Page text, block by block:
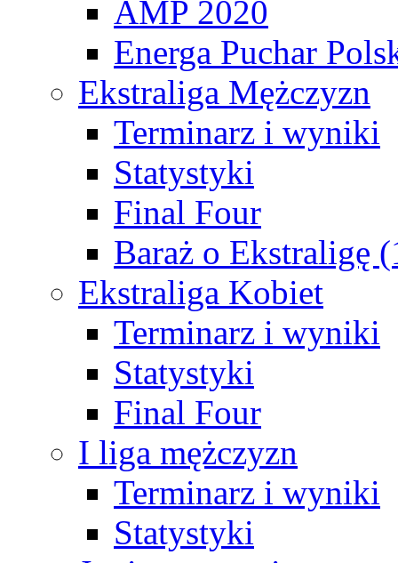
AMP 2020
Energa Puchar
Ekstraliga Mężczyzn
Terminarz i wyniki
Statystyki
Final Four
Baraż o Ekstraligę
Ekstraliga Kobiet
Terminarz i wyniki
Statystyki
Final Four
I liga mężczyzn
Terminarz i wyniki
Statystyki